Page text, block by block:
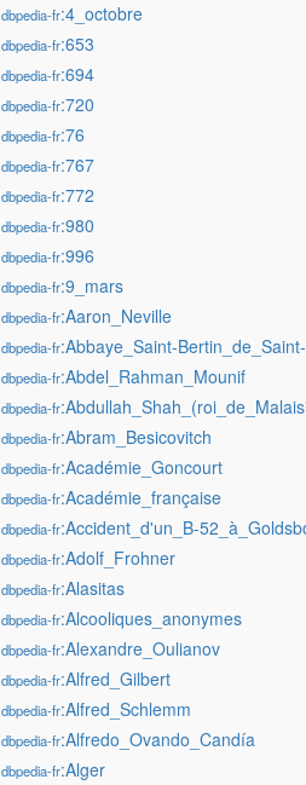
dbpedia-fr:4_octobre
dbpedia-fr:653
dbpedia-fr:694
dbpedia-fr:720
dbpedia-fr:76
dbpedia-fr:767
dbpedia-fr:772
dbpedia-fr:980
dbpedia-fr:996
dbpedia-fr:9_mars
dbpedia-fr:Aaron_Neville
dbpedia-fr:Abbaye_Saint-
dbpedia-fr:Abdel_Rahman_Mounif
dbpedia-fr
dbpedia-fr:Abram_Besicovitch
dbpedia-fr:Académie_Goncourt
dbpedia-fr:Académie_française
dbpedia-fr:Accident_d'un_B-
dbpedia-fr:Adolf_Frohner
dbpedia-fr:Alasitas
dbpedia-fr:Alcooliques_anonymes
dbpedia-fr:Alexandre_Oulianov
dbpedia-fr:Alfred_Gilbert
dbpedia-fr:Alfred_Schlemm
dbpedia-fr:Alfredo_Ovando_Candía
dbpedia-fr:Alger